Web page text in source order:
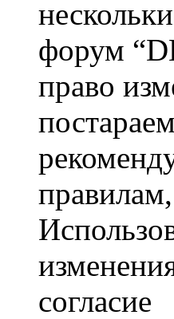
форум
право
согласие